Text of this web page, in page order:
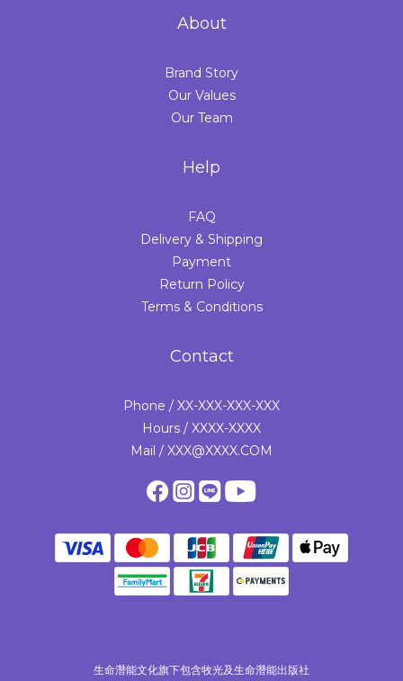
About
Brand Story
Our Values
Our Team
Help
FAQ
Delivery & Shipping
Payment
Return Policy
Terms & Conditions
Contact
Phone / XX-XXX-XXX-XXX
Hours / XXXX-XXXX
Mail / XXX@XXXX.COM
生命潛能文化旗下包含牧光及生命潛能出版社